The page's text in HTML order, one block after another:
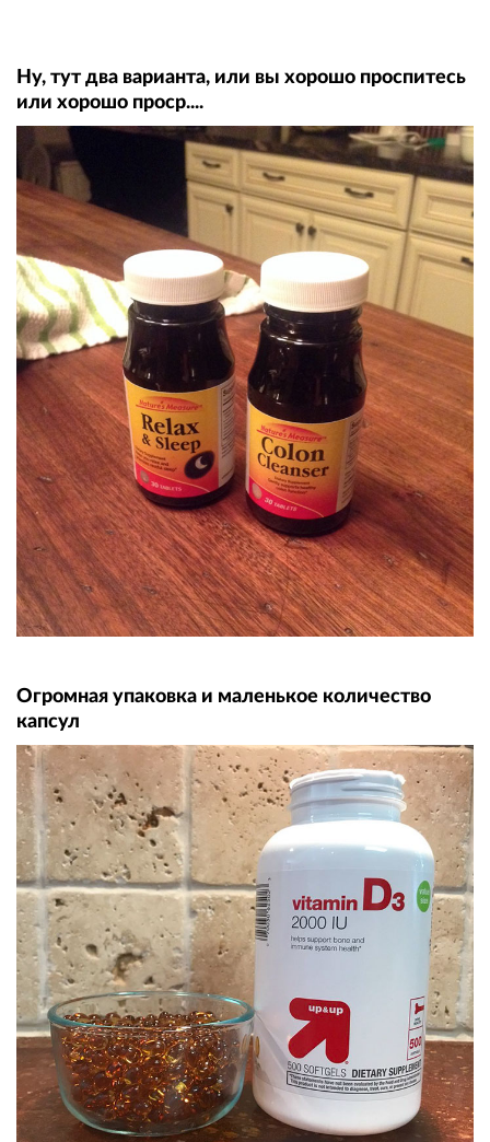
Ну, тут два варианта, или вы хорошо проспитесь
или хорошо проср....
Огромная упаковка и маленькое количество
капсул